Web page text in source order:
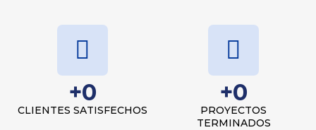
CLIENTES SATISFECHOS
+0
PROYECTOS
TERMINADOS
+0